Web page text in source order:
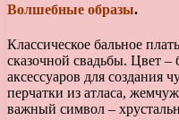
Волшебные образы.
Классическое бальное
сказочной свадьбы. Цвет –
аксессуаров для создания
перчатки из атласа,
важный символ –